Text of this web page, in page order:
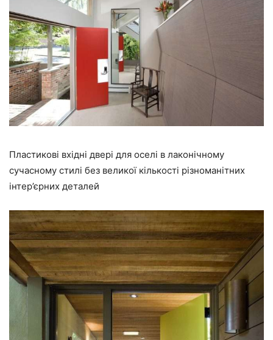
Пластикові вхідні двері для оселі в лаконічному
сучасному стилі без великої кількості різноманітних
інтер’єрних деталей